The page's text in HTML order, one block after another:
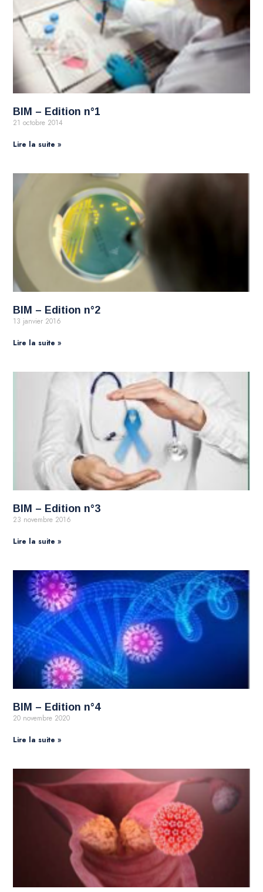
BIM – Edition n°1
21 octobre 2014
Lire la suite »
BIM – Edition n°2
13 janvier 2016
Lire la suite »
BIM – Edition n°3
23 novembre 2016
Lire la suite »
BIM – Edition n°4
20 novembre 2020
Lire la suite »